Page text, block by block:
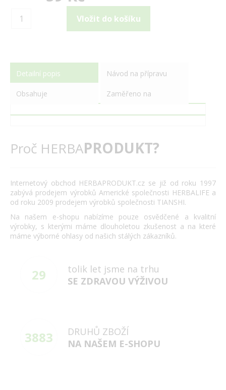
Detailní popis Návod na přípravu
Obsahuje Zaměřeno na
Proč HERBAPRODUKT?
Internetový obchod HERBAPRODUKT.cz se již od roku 1997
zabývá prodejem výrobků Americké společnosti HERBALIFE a
od roku 2009 prodejem výrobků společnosti TIANSHI.
Na našem e-shopu nabízíme pouze osvědčené a kvalitní
výrobky, s kterými máme dlouholetou zkušenost a na které
máme výborné ohlasy od našich stálých zákazníků.
29
tolik let jsme na trhu
SE ZDRAVOU VÝŽIVOU
3883
DRUHŮ ZBOŽÍ
NA NAŠEM E-SHOPU